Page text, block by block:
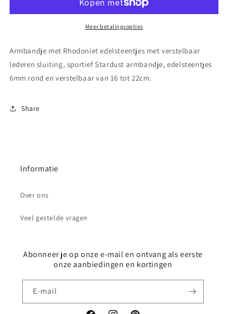
en
sluiting
edelsteentjes
en
verstelbaar
sluiting
Meer betalingsopties
Armbandje met Rhodoniet edelsteentjes met verstelbaar
lederen sluiting, sportief Stardust armbandje, edelsteentjes
6mm rond en verstelbaar van 16 tot 22cm.
Share
Informatie
Over ons
Veel gestelde vragen
Abonneer je op onze e-mail en ontvang als eerste
onze aanbiedingen en kortingen
E‑mail